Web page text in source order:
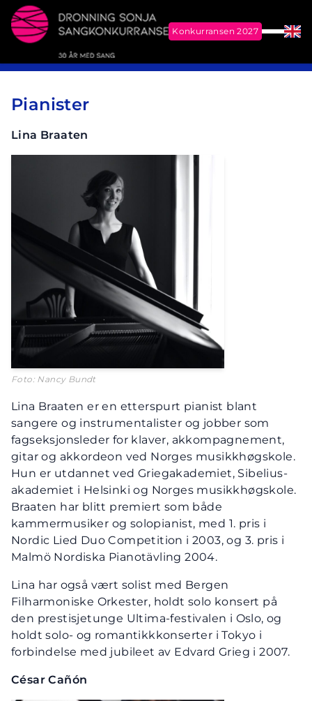
Dronning Sonja Sangkonkurranse
Konkurransen 2027
Meny
Pianister
Lina Braaten
Foto: Nancy Bundt
Lina Braaten er en etterspurt pianist blant
sangere og instrumentalister og jobber som
fagseksjonsleder for klaver, akkompagnement,
gitar og akkordeon ved Norges musikkhøgskole.
Hun er utdannet ved Griegakademiet, Sibelius-
akademiet i Helsinki og Norges musikkhøgskole.
Braaten har blitt premiert som både
kammermusiker og solopianist, med 1. pris i
Nordic Lied Duo Competition i 2003, og 3. pris i
Malmö Nordiska Pianotävling 2004.
Lina har også vært solist med Bergen
Filharmoniske Orkester, holdt solo konsert på
den prestisjetunge Ultima-festivalen i Oslo, og
holdt solo- og romantikkkonserter i Tokyo i
forbindelse med jubileet av Edvard Grieg i 2007.
César Cañón